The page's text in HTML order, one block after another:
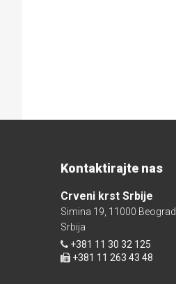
Kontaktirajte nas
Crveni krst Srbije
Simina 19, 11000 Beograd
Srbija
+381 11 30 32 125
+381 11 263 43 48